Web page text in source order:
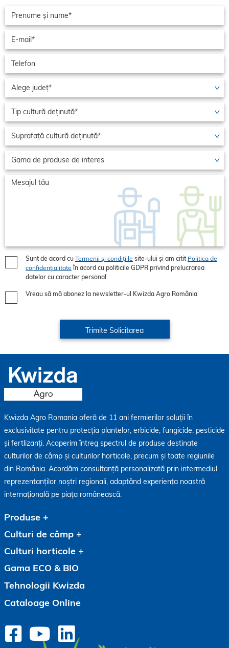
Sunt de acord cu Termenii și condițiile site-ului și am citit Politica de
confidențialitate în acord cu politicile GDPR privind prelucrarea
datelor cu caracter personal
Vreau să mă abonez la newsletter-ul Kwizda Agro România
Kwizda Agro Romania oferă de 11 ani fermierilor soluții în
exclusivitate pentru protecția plantelor, erbicide, fungicide, pesticide
și fertlizanți. Acoperim întreg spectrul de produse destinate
culturilor de câmp și culturilor horticole, precum și toate regiunile
din România. Acordăm consultanță personalizată prin intermediul
reprezentanților noștri regionali, adaptând experiența noastră
internațională pe piața românească.
Produse
Culturi de câmp
Culturi horticole
Gama ECO & BIO
Tehnologii Kwizda
Cataloage Online